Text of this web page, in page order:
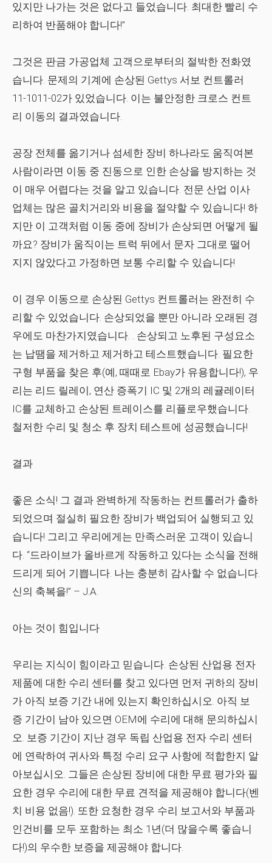
있지만 나가는 것은 없다고 들었습니다. 최대한 빨리 수
리하여 반품해야 합니다!”
그것은 판금 가공업체 고객으로부터의 절박한 전화였
습니다. 문제의 기계에 손상된 Gettys 서보 컨트롤러
11-1011-02가 있었습니다. 이는 불안정한 크로스 컨트
리 이동의 결과였습니다.
공장 전체를 옮기거나 섬세한 장비 하나라도 움직여본
사람이라면 이동 중 진동으로 인한 손상을 방지하는 것
이 매우 어렵다는 것을 알고 있습니다. 전문 산업 이사
업체는 많은 골치거리와 비용을 절약할 수 있습니다! 하
지만 이 고객처럼 이동 중에 장비가 손상되면 어떻게 될
까요? 장비가 움직이는 트럭 뒤에서 문자 그대로 떨어
지지 않았다고 가정하면 보통 수리할 수 있습니다!
이 경우 이동으로 손상된 Gettys 컨트롤러는 완전히 수
리할 수 있었습니다. 손상되었을 뿐만 아니라 오래된 경
우에도 마찬가지였습니다. . 손상되고 노후된 구성요소
는 납땜을 제거하고 제거하고 테스트했습니다. 필요한
구형 부품을 찾은 후(예, 때때로 Ebay가 유용합니다!), 우
리는 리드 릴레이, 연산 증폭기 IC 및 2개의 레귤레이터
IC를 교체하고 손상된 트레이스를 리플로우했습니다.
철저한 수리 및 청소 후 장치 테스트에 성공했습니다!
결과
좋은 소식! 그 결과 완벽하게 작동하는 컨트롤러가 출하
되었으며 절실히 필요한 장비가 백업되어 실행되고 있
습니다! 그리고 우리에게는 만족스러운 고객이 있습니
다. “드라이브가 올바르게 작동하고 있다는 소식을 전해
드리게 되어 기쁩니다. 나는 충분히 감사할 수 없습니다.
신의 축복을!” – J.A.
아는 것이 힘입니다
우리는 지식이 힘이라고 믿습니다. 손상된 산업용 전자
제품에 대한 수리 센터를 찾고 있다면 먼저 귀하의 장비
가 아직 보증 기간 내에 있는지 확인하십시오. 아직 보
증 기간이 남아 있으면 OEM에 수리에 대해 문의하십시
오. 보증 기간이 지난 경우 독립 산업용 전자 수리 센터
에 연락하여 귀사와 특정 수리 요구 사항에 적합한지 알
아보십시오. 그들은 손상된 장비에 대한 무료 평가와 필
요한 경우 수리에 대한 무료 견적을 제공해야 합니다(벤
치 비용 없음!). 또한 요청한 경우 수리 보고서와 부품과
인건비를 모두 포함하는 최소 1년(더 많을수록 좋습니
다!)의 우수한 보증을 제공해야 합니다.